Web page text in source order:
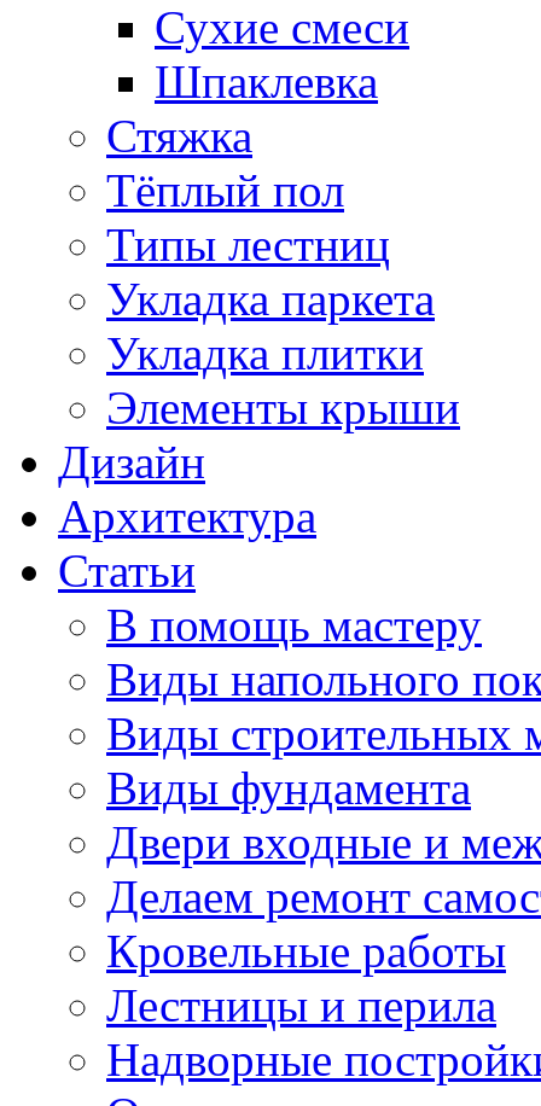
Сухие смеси
Шпаклевка
Стяжка
Тёплый пол
Типы лестниц
Укладка паркета
Укладка плитки
Элементы крыши
Дизайн
Архитектура
Статьи
В помощь мастеру
Виды напольного
Виды строительных
Виды фундамента
Двери входные и
Делаем ремонт
Кровельные работы
Лестницы и перила
Надворные